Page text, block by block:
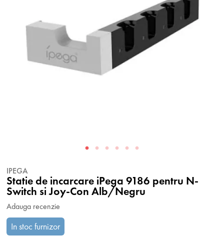
IPEGA
Statie de incarcare iPega 9186 pentru N-
Switch si Joy-Con Alb/Negru
Adauga recenzie
In stoc furnizor